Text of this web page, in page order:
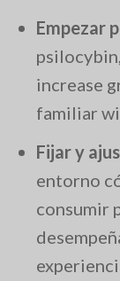
Empezar
increase
familiar
Fijar y
entorno
consumir